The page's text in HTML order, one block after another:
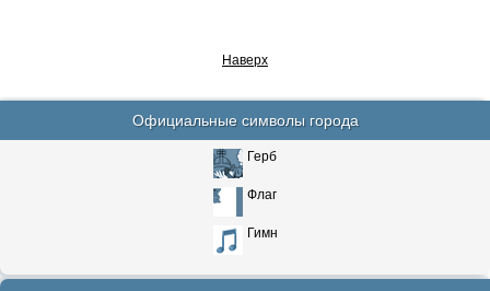
Наверх
Официальные символы города
Герб
Флаг
Гимн